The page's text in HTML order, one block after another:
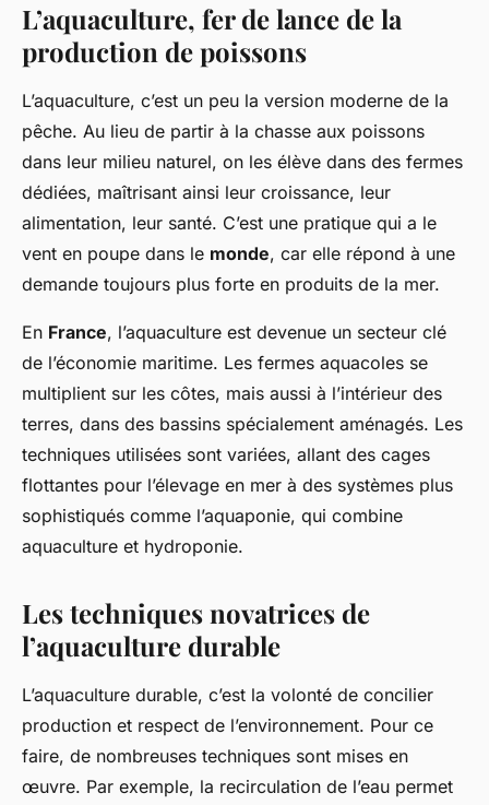
L’aquaculture, fer de lance de la
production de poissons
L’aquaculture, c’est un peu la version moderne de la
pêche. Au lieu de partir à la chasse aux poissons
dans leur milieu naturel, on les élève dans des fermes
dédiées, maîtrisant ainsi leur croissance, leur
alimentation, leur santé. C’est une pratique qui a le
vent en poupe dans le monde, car elle répond à une
demande toujours plus forte en produits de la mer.
En France, l’aquaculture est devenue un secteur clé
de l’économie maritime. Les fermes aquacoles se
multiplient sur les côtes, mais aussi à l’intérieur des
terres, dans des bassins spécialement aménagés. Les
techniques utilisées sont variées, allant des cages
flottantes pour l’élevage en mer à des systèmes plus
sophistiqués comme l’aquaponie, qui combine
aquaculture et hydroponie.
Les techniques novatrices de
l’aquaculture durable
L’aquaculture durable, c’est la volonté de concilier
production et respect de l’environnement. Pour ce
faire, de nombreuses techniques sont mises en
œuvre. Par exemple, la recirculation de l’eau permet